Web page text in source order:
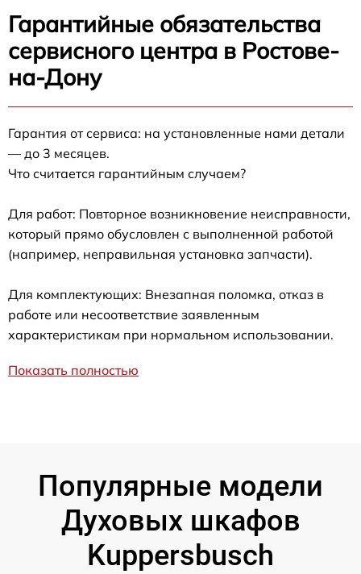
Гарантийные обязательства
сервисного центра в Ростове-
на-Дону
Гарантия от сервиса: на установленные нами детали
— до 3 месяцев.
Что считается гарантийным случаем?
Для работ: Повторное возникновение неисправности,
который прямо обусловлен с выполненной работой
(например, неправильная установка запчасти).
Для комплектующих: Внезапная поломка, отказ в
работе или несоответствие заявленным
характеристикам при нормальном использовании.
Показать полностью
Популярные модели
Духовых шкафов
Kuppersbusch